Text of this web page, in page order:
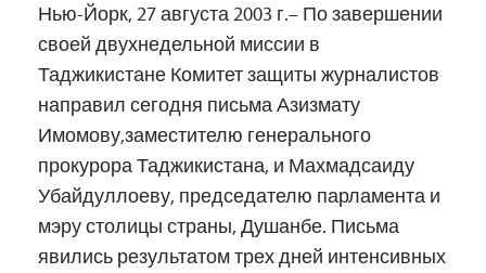
Нью-Йорк, 27 августа 2003 г.– По завершении
своей двухнедельной миссии в
Таджикистане Комитет защиты журналистов
направил сегодня письма Азизмату
Имомову,заместителю генерального
прокурора Таджикистана, и Махмадсаиду
Убайдуллоеву, председателю парламента и
мэру столицы страны, Душанбе. Письма
явились результатом трех дней интенсивных